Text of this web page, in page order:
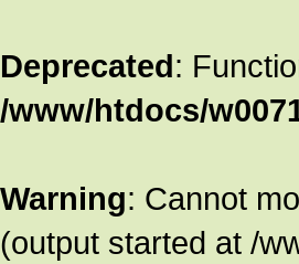
Deprecated:
/www/htdocs/
Warning: Cannot
(output started at /